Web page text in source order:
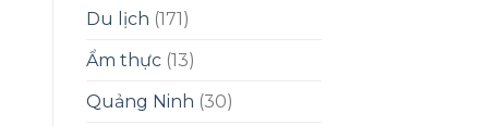
Du lịch (171)
Ẩm thực(13)
Quảng Ninh (30)